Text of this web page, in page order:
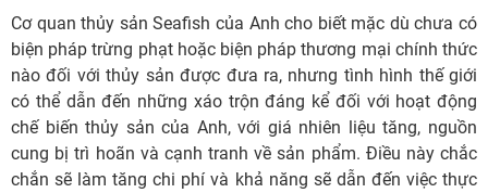
Cơ quan thủy sản Seafish của Anh cho biết mặc dù chưa có
biện pháp trừng phạt hoặc biện pháp thương mại chính thức
nào đối với thủy sản được đưa ra, nhưng tình hình thế giới
có thể dẫn đến những xáo trộn đáng kể đối với hoạt động
chế biến thủy sản của Anh, với giá nhiên liệu tăng, nguồn
cung bị trì hoãn và cạnh tranh về sản phẩm. Điều này chắc
chắn sẽ làm tăng chi phí và khả năng sẽ dẫn đến việc thực